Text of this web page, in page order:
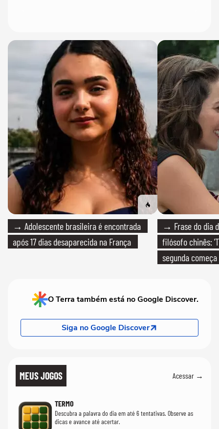
→ Adolescente brasileira é encontrada
após 17 dias desaparecida na França
→ Frase do dia
filósofo chinês:
segunda
O Terra também está no Google Discover.
Siga no Google Discover
MEUS JOGOS Acessar →
TERMO
Descubra a palavra do dia em até 6 tentativas. Observe as
dicas e avance até acertar.